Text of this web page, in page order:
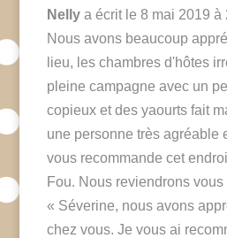
Nelly a écrit le 8 mai 2019 à
Nous avons beaucoup
lieu, les chambres d'hôtes
pleine campagne avec un
copieux et des yaourts fait
une personne très agréable
vous recommande cet
Fou. Nous reviendrons vous
« Séverine, nous avons
chez vous. Je vous ai